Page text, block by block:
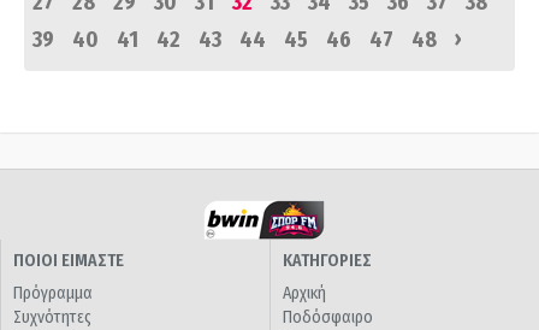
39
40 41 42 43 44 45 46 47 48 ›
ΠΟΙΟΙ ΕΙΜΑΣΤΕ
Πρόγραμμα
Συχνότητες
ΚΑΤΗΓΟΡΙΕΣ
Αρχική
Ποδόσφαιρο